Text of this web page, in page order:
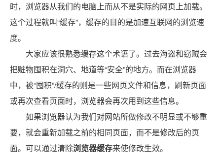
时，浏览器从我们的电脑上而从不是实际的网页上加载。
这个过程就叫“缓存”，缓存的目的是加速互联网的浏览速
度。
大家应该很熟悉缓存这个术语了。过去海盗和窃贼会
把赃物囤积在洞穴、地道等“安全”的地方。而在浏览器
中，被“囤积”/缓存的则是一些网页文件和信息，刷新页面
或再次查看页面时，浏览器会再次用到这些信息。
如果浏览器认为我们对网站所做修改不明显或不够重
要，就会重新加载之前的相同页面，而不是修改后的页
面。可以通过清除浏览器缓存来使修改生效。